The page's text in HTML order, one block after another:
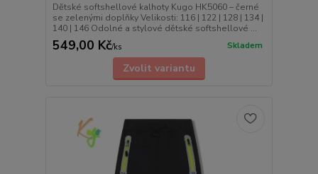
Dětské softshellové kalhoty Kugo HK5060 – černé
se zelenými doplňky Velikosti: 116 | 122 | 128 | 134 |
140 | 146 Odolné a stylové dětské softshellové ...
549,00 Kč/ks Skladem
Zvolit variantu